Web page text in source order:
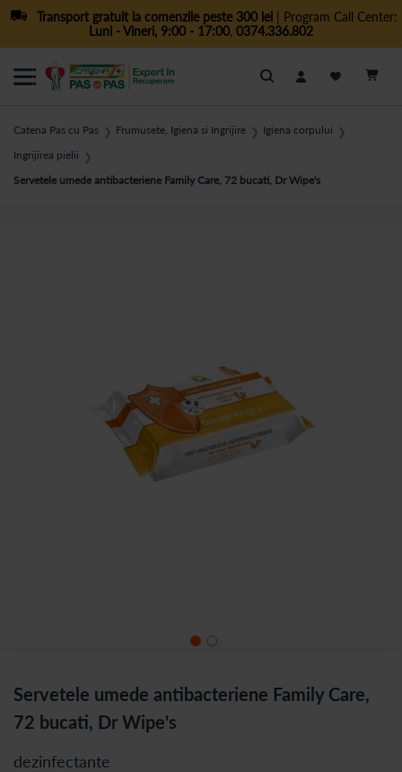
Transport gratuit la comenzile peste 300 lei| Program Call Center:
Luni - Vineri, 9:00 - 17:00, 0374.336.802
Cautare
Catena Pas cu Pas ❯ Frumusete, Igiena si Ingrijire ❯ Igiena corpului ❯
Ingrijirea pielii ❯
Servetele umede antibacteriene Family Care, 72 bucati, Dr Wipe's
Servetele umede antibacteriene Family Care,
72 bucati, Dr Wipe's
dezinfectante